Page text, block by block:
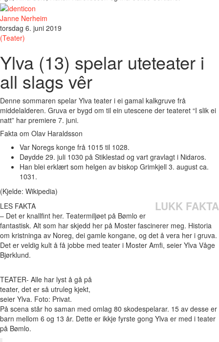
Janne Nerheim
torsdag 6. juni 2019
(Teater)
Ylva (13) spelar uteteater i
all slags vêr
Denne sommaren spelar Ylva teater i ei gamal kalkgruve frå
middelalderen. Gruva er bygd om til ein utescene der teateret “I slik ei
natt” har premiere 7. juni.
Fakta om Olav Haraldsson
Var Noregs konge frå 1015 til 1028.
Døydde 29. juli 1030 på Stiklestad og vart gravlagt i Nidaros.
Han blei erklært som helgen av biskop Grimkjell 3. august ca.
1031.
(Kjelde: Wikipedia)
LES FAKTA
LUKK FAKTA
– Det er knallfint her. Teatermiljøet på Bømlo er
fantastisk. Alt som har skjedd her på Moster fascinerer meg. Historia
om kristninga av Noreg, dei gamle kongane, og det å vera her i gruva.
Det er veldig kult å få jobbe med teater i Moster Amfi, seier Ylva Våge
Bjørklund.
TEATER- Alle har lyst å gå på
teater, det er så utruleg kjekt,
seier Ylva. Foto: Privat.
På scena står ho saman med omlag 80 skodespelarar. 15 av desse er
barn mellom 6 og 13 år. Dette er ikkje fyrste gong Ylva er med i teater
på Bømlo.